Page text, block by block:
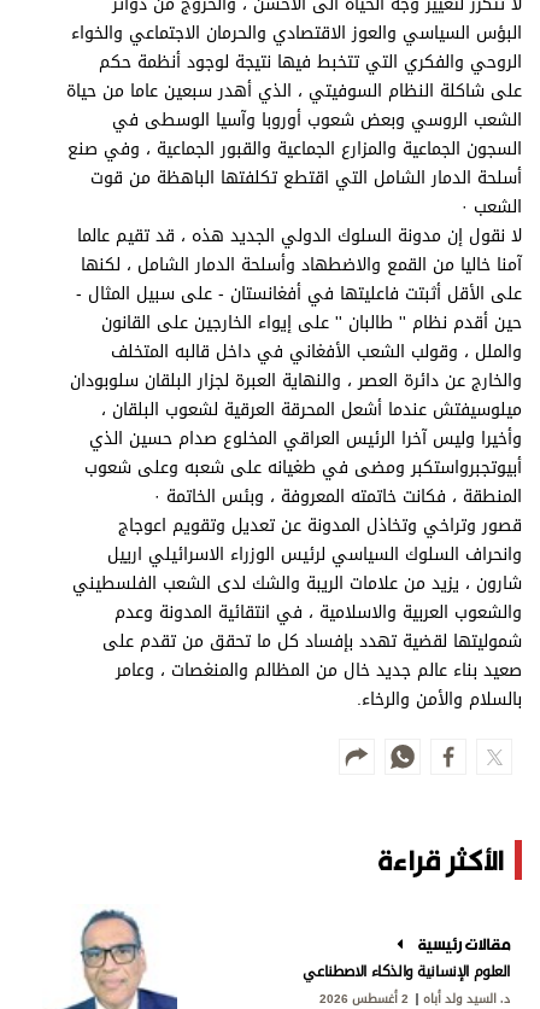
البؤس السياسي والعوز الاقتصادي والحرمان الاجتماعي والخواء
الروحي والفكري التي تتخبط فيها نتيجة لوجود أنظمة حكم
على شاكلة النظام السوفيتي ، الذي أهدر سبعين عاما من حياة
الشعب الروسي وبعض شعوب أوروبا وآسيا الوسطى في
السجون الجماعية والمزارع الجماعية والقبور الجماعية ، وفي صنع
أسلحة الدمار الشامل التي اقتطع تكلفتها الباهظة من قوت
الشعب ·
لا نقول إن مدونة السلوك الدولي الجديد هذه ، قد تقيم عالما
آمنا خاليا من القمع والاضطهاد وأسلحة الدمار الشامل ، لكنها
على الأقل أثبتت فاعليتها في أفغانستان - على سبيل المثال -
حين أقدم نظام '' طالبان '' على إيواء الخارجين على القانون
والملل ، وقولب الشعب الأفغاني في داخل قالبه المتخلف
والخارج عن دائرة العصر ، والنهاية العبرة لجزار البلقان سلوبودان
ميلوسيفتش عندما أشعل المحرقة العرقية لشعوب البلقان ،
وأخيرا وليس آخرا الرئيس العراقي المخلوع صدام حسين الذي
أبيوتجبرواستكبر ومضى في طغيانه على شعبه وعلى شعوب
المنطقة ، فكانت خاتمته المعروفة ، وبئس الخاتمة ·
قصور وتراخي وتخاذل المدونة عن تعديل وتقويم اعوجاج
وانحراف السلوك السياسي لرئيس الوزراء الاسرائيلي ارييل
شارون ، يزيد من علامات الريبة والشك لدى الشعب الفلسطيني
والشعوب العربية والاسلامية ، في انتقائية المدونة وعدم
شموليتها لقضية تهدد بإفساد كل ما تحقق من تقدم على
صعيد بناء عالم جديد خال من المظالم والمنغصات ، وعامر
بالسلام والأمن والرخاء.
الأكثر قراءة
مقالات رئيسية
العلوم الإنسانية والذكاء الاصطناعي
د. السيد ولد أباه 2 أغسطس 2026